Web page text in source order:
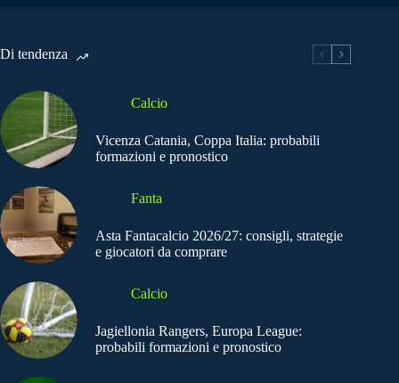
Di tendenza
Calcio
Vicenza Catania, Coppa Italia: probabili
formazioni e pronostico
Fanta
Asta Fantacalcio 2026/27: consigli, strategie
e giocatori da comprare
Calcio
Jagiellonia Rangers, Europa League:
probabili formazioni e pronostico